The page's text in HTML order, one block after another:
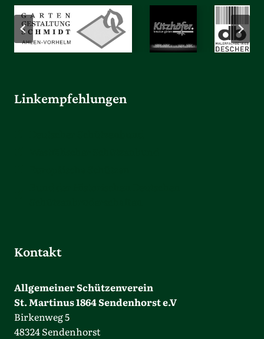
Linkempfehlungen
Kontakt
Allgemeiner Schützenverein
St. Martinus 1864 Sendenhorst e.V
Birkenweg 5
48324 Sendenhorst